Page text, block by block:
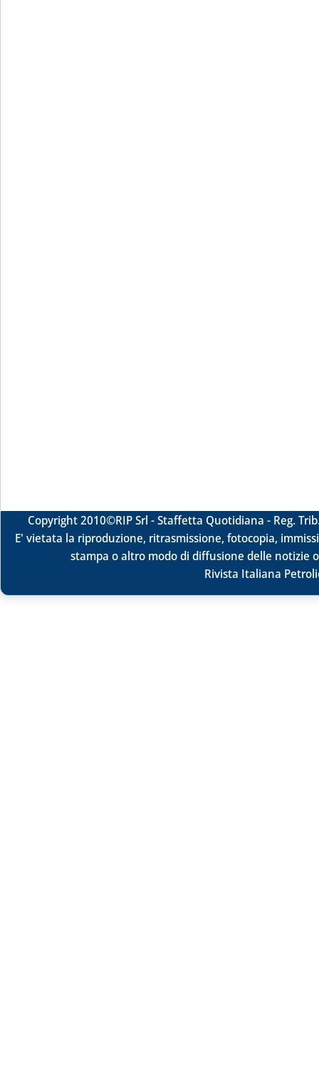
Copyright 2010©RIP Srl -Staffetta Quotidiana - Reg.
E' vietata la riproduzione, ritrasmissione, fotocopia,
stampa o altro modo di diffusione delle notizie
Rivista Italiana